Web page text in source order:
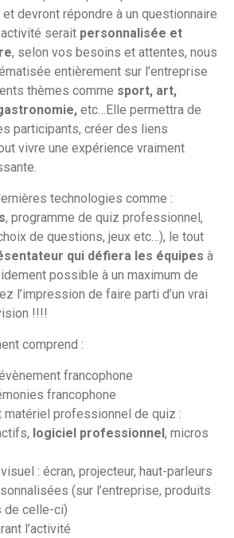
devront répondre à un questionnaire
serait personnalisée et
, selon vos besoins et attentes, nous
entièrement sur l’entreprise
thèmes comme sport, art,
etc…Elle permettra de
participants, créer des liens
vivre une expérience vraiment
technologies comme :
, programme de quiz professionnel,
de questions, jeux etc…), le tout
qui défiera les équipes à
possible à un maximum de
l’impression de faire parti d’un vrai
!!!!
comprend :
francophone
francophone
matériel professionnel de quiz :
logiciel professionnel , micros
: écran, projecteur, haut-parleurs
(sur l’entreprise, produits
de celle-ci)
l’activité